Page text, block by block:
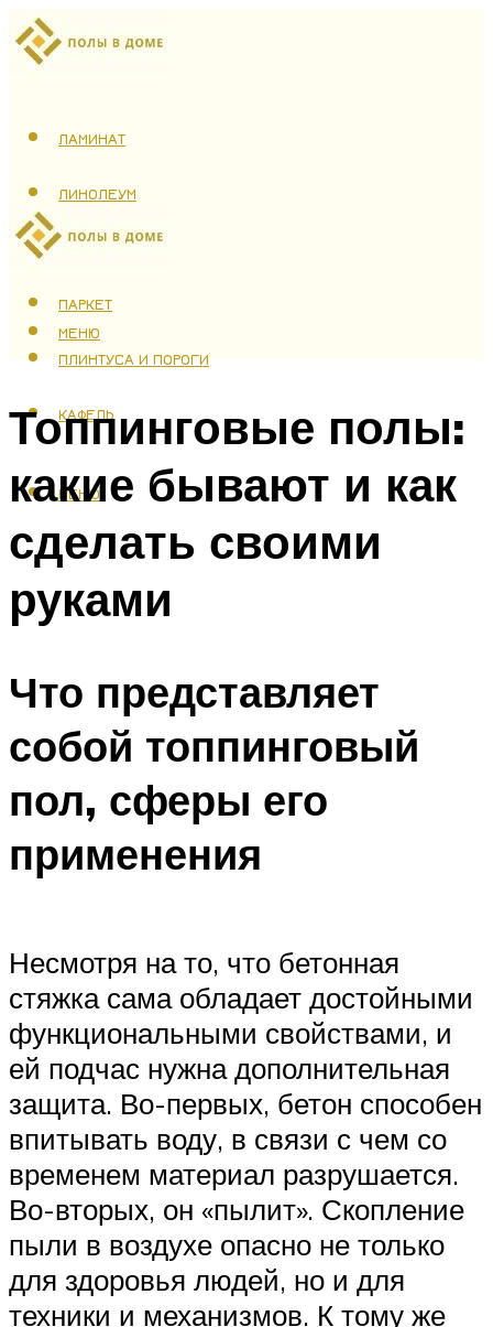
ЛАМИНАТ
ЛИНОЛЕУМ
ТЕПЛЫЙ ПОЛ
ПАРКЕТ
ПЛИНТУСА И ПОРОГИ
КАФЕЛЬ
МЕНЮ
МЕНЮ
Топпинговые полы:
какие бывают и как
сделать своими
руками
Что представляет
собой топпинговый
пол, сферы его
применения
Несмотря на то, что бетонная
стяжка сама обладает достойными
функциональными свойствами, и
ей подчас нужна дополнительная
защита. Во-первых, бетон способен
впитывать воду, в связи с чем со
временем материал разрушается.
Во-вторых, он «пылит». Скопление
пыли в воздухе опасно не только
для здоровья людей, но и для
техники и механизмов. К тому же